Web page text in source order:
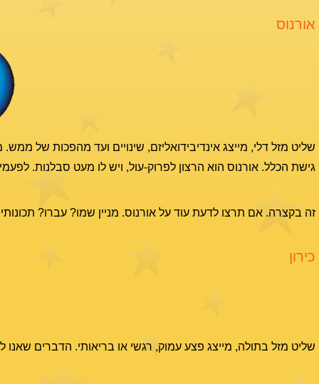
אורנוס
שליט מזל דלי, מייצג אינדיבידואליזם, שינויים ועד מהפכות של
גישת הכלל. אורנוס הוא הרצון לפרוק-עול, ויש לו מעט סבלנות.
זה בקצרה. אם תרצו לדעת עוד על אורנוס. מניין שמו? עברו?
כירון
שליט מזל בתולה, מייצג פצע עמוק, רגשי או בריאותי. הדברים